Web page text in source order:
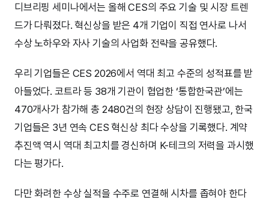
디브리핑 세미나에서는 올해 CES의 주요 기술 및 시장 트렌
드가 다뤄졌다. 혁신상을 받은 4개 기업이 직접 연사로 나서
수상 노하우와 자사 기술의 사업화 전략을 공유했다.
우리 기업들은 CES 2026에서 역대 최고 수준의 성적표를 받
아들었다. 코트라 등 38개 기관이 협업한 ‘통합한국관’에는
470개사가 참가해 총 2480건의 현장 상담이 진행됐고, 한국
기업들은 3년 연속 CES 혁신상 최다 수상을 기록했다. 계약
추진액 역시 역대 최고치를 경신하며 K-테크의 저력을 과시했
다는 평가다.
다만 화려한 수상 실적을 수주로 연결해 시차를 좁혀야 한다